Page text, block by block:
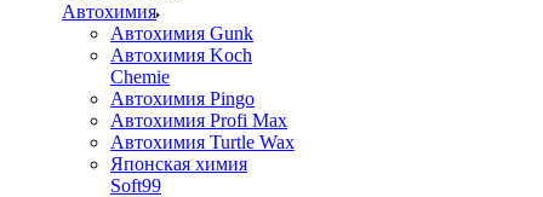
Автохимия
Автохимия Gunk
Автохимия Koch
Chemie
Автохимия Pingo
Автохимия Profi Max
Автохимия Turtle Wax
Японская химия
Soft99